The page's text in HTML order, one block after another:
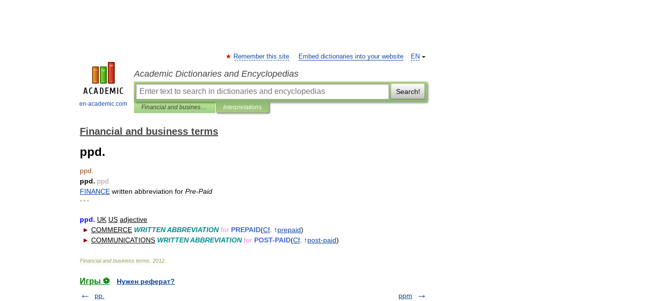
en-academic.com
EN
Remember this site Embed dictionaries into your website
Academic Dictionaries and Encyclopedias
Search!
Financial and business terms Interpretations
Financial and business terms
ppd.
ppd
ppd. ppd
FINANCE written abbreviation for Pre-Paid
* * *
ppd. UK US adjective
► COMMERCE WRITTENABBREVIATION for PREPAID(Cf . ↑prepaid)
► COMMUNICATIONS WRITTENABBREVIATION for POST-PAID(Cf . ↑post-paid)
Financial and business terms 2012
Игры ⚽
Нужен реферат?
pp.
ppm